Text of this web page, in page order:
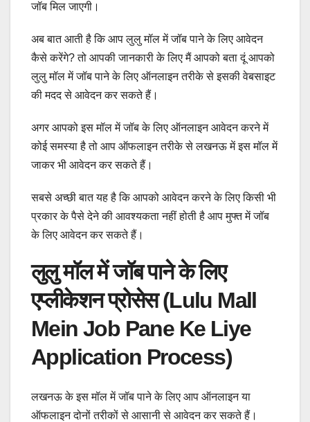
जॉब मिल जाएगी।
अब बात आती है कि आप लुलु मॉल में जॉब पाने के लिए आवेदन
कैसे करेंगे? तो आपकी जानकारी के लिए मैं आपको बता दूं आपको
लुलु मॉल में जॉब पाने के लिए ऑनलाइन तरीके से इसकी वेबसाइट
की मदद से आवेदन कर सकते हैं।
अगर आपको इस मॉल में जॉब के लिए ऑनलाइन आवेदन करने में
कोई समस्या है तो आप ऑफलाइन तरीके से लखनऊ में इस मॉल में
जाकर भी आवेदन कर सकते हैं।
सबसे अच्छी बात यह है कि आपको आवेदन करने के लिए किसी भी
प्रकार के पैसे देने की आवश्यकता नहीं होती है आप मुफ्त में जॉब
के लिए आवेदन कर सकते हैं।
लुलु मॉल में जॉब पाने के लिए
एप्लीकेशन प्रोसेस (Lulu Mall
Mein Job Pane Ke Liye
Application Process)
लखनऊ के इस मॉल में जॉब पाने के लिए आप ऑनलाइन या
ऑफलाइन दोनों तरीकों से आसानी से आवेदन कर सकते हैं।